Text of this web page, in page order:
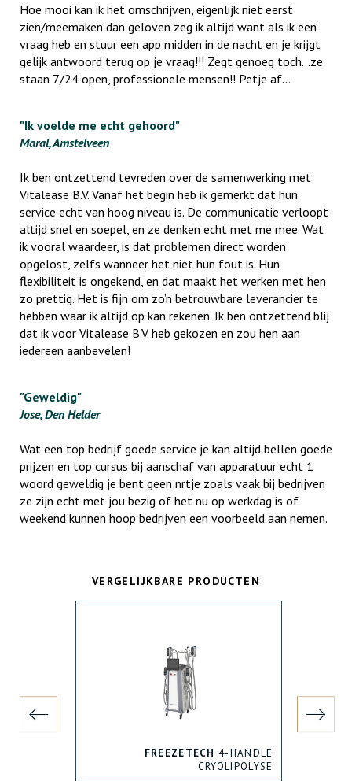
Hoe mooi kan ik het omschrijven, eigenlijk niet eerst
zien/meemaken dan geloven zeg ik altijd want als ik een
vraag heb en stuur een app midden in de nacht en je krijgt
gelijk antwoord terug op je vraag!!! Zegt genoeg toch...ze
staan 7/24 open, professionele mensen!! Petje af...
"Ik voelde me echt gehoord"
Maral, Amstelveen
Ik ben ontzettend tevreden over de samenwerking met
Vitalease B.V. Vanaf het begin heb ik gemerkt dat hun
service echt van hoog niveau is. De communicatie verloopt
altijd snel en soepel, en ze denken echt met me mee. Wat
ik vooral waardeer, is dat problemen direct worden
opgelost, zelfs wanneer het niet hun fout is. Hun
flexibiliteit is ongekend, en dat maakt het werken met hen
zo prettig. Het is fijn om zo’n betrouwbare leverancier te
hebben waar ik altijd op kan rekenen. Ik ben ontzettend blij
dat ik voor Vitalease B.V. heb gekozen en zou hen aan
iedereen aanbevelen!
"Geweldig"
Jose, Den Helder
Wat een top bedrijf goede service je kan altijd bellen goede
prijzen en top cursus bij aanschaf van apparatuur echt 1
woord geweldig je bent geen nrtje zoals vaak bij bedrijven
ze zijn echt met jou bezig of het nu op werkdag is of
weekend kunnen hoop bedrijven een voorbeeld aan nemen.
VERGELIJKBARE PRODUCTEN
FREEZETECH 4-HANDLE
CRYOLIPOLYSE